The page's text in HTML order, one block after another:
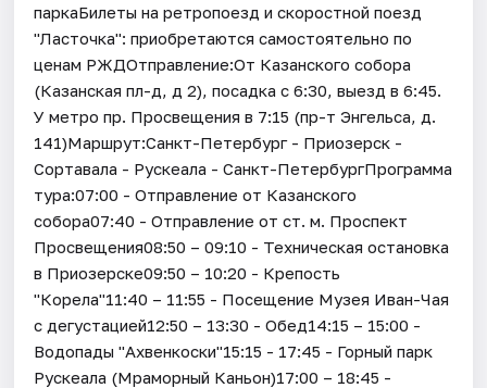
паркаБилеты на ретропоезд и скоростной поезд
"Ласточка": приобретаются самостоятельно по
ценам РЖДОтправление:От Казанского собора
(Казанская пл-д, д 2), посадка с 6:30, выезд в 6:45.
У метро пр. Просвещения в 7:15 (пр-т Энгельса, д.
141)Маршрут:Санкт-Петербург - Приозерск -
Сортавала - Рускеала - Санкт-ПетербургПрограмма
тура:07:00 - Отправление от Казанского
собора07:40 - Отправление от ст. м. Проспект
Просвещения08:50 – 09:10 - Техническая остановка
в Приозерске09:50 – 10:20 - Крепость
"Корела"11:40 – 11:55 - Посещение Музея Иван-Чая
с дегустацией12:50 – 13:30 - Обед14:15 – 15:00 -
Водопады "Ахвенкоски"15:15 - 17:45 - Горный парк
Рускеала (Мраморный Каньон)17:00 – 18:45 -